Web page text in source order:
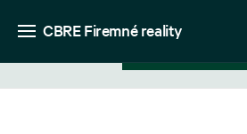
CBRE Firemné reality